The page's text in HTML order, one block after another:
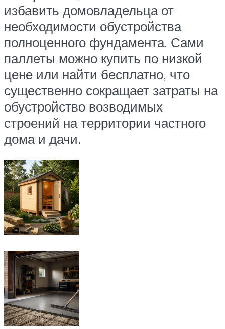
избавить домовладельца от
необходимости обустройства
полноценного фундамента. Сами
паллеты можно купить по низкой
цене или найти бесплатно, что
существенно сокращает затраты на
обустройство возводимых
строений на территории частного
дома и дачи.